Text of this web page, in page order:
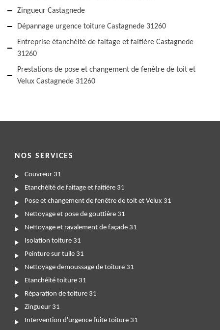
Zingueur Castagnede
Dépannage urgence toiture Castagnede 31260
Entreprise étanchéité de faitage et faitière Castagnede
31260
Prestations de pose et changement de fenêtre de toit et
Velux Castagnede 31260
NOS SERVICES
Couvreur 31
Etanchéité de faitage et faitière 31
Pose et changement de fenêtre de toit et Velux 31
Nettoyage et pose de gouttière 31
Nettoyage et ravalement de façade 31
Isolation toiture 31
Peinture sur tuile 31
Nettoyage demoussage de toiture 31
Etanchéité toiture 31
Réparation de toiture 31
Zingueur 31
Intervention d'urgence fuite toiture 31